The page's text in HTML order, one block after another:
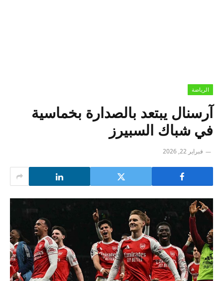
الرياضة
آرسنال يبتعد بالصدارة بخماسية
في شباك السبيرز
فبراير 22, 2026